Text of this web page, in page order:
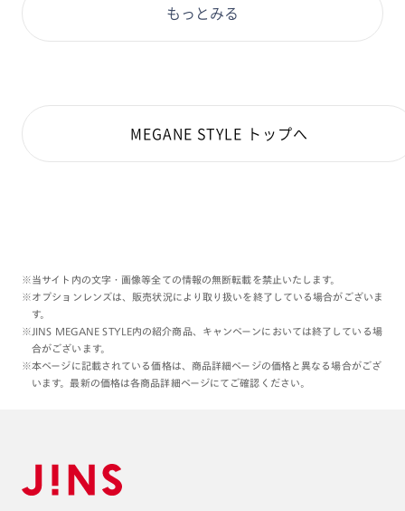
ぜひ手に取ってその軽さを感じて見てくださいね✨✨✨
もっとみる
MEGANE STYLE トップへ
※当サイト内の文字・画像等全ての情報の無断転載を禁止いたします。
※オプションレンズは、販売状況により取り扱いを終了している場合がございま
す。
※JINS MEGANE STYLE内の紹介商品、キャンペーンにおいては終了している場
合がございます。
※本ページに記載されている価格は、商品詳細ページの価格と異なる場合がござ
います。最新の価格は各商品詳細ページにてご確認ください。